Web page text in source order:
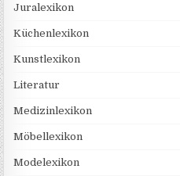
Juralexikon
Küchenlexikon
Kunstlexikon
Literatur
Medizinlexikon
Möbellexikon
Modelexikon